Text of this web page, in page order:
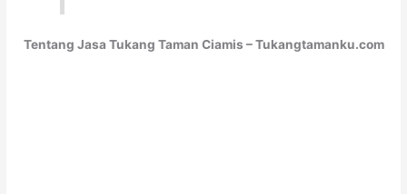
Tentang Jasa Tukang Taman Ciamis – Tukangtamanku.com